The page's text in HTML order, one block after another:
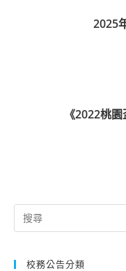
2025
《2022桃
Search
for:
校務公告分類